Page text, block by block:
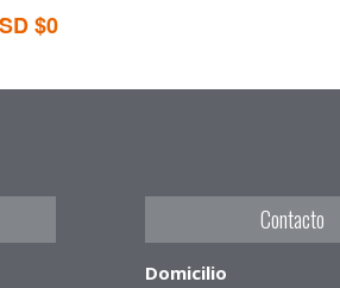
$0
Contacto
Domicilio